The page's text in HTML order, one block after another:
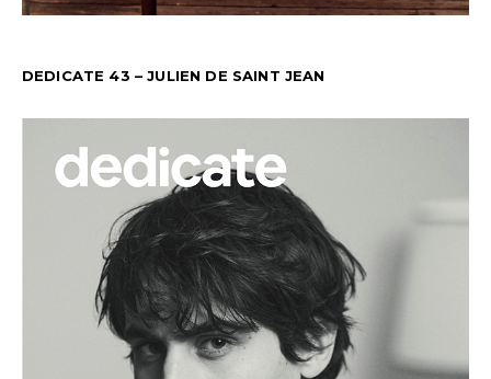
DEDICATE 43 – JULIEN DE SAINT JEAN